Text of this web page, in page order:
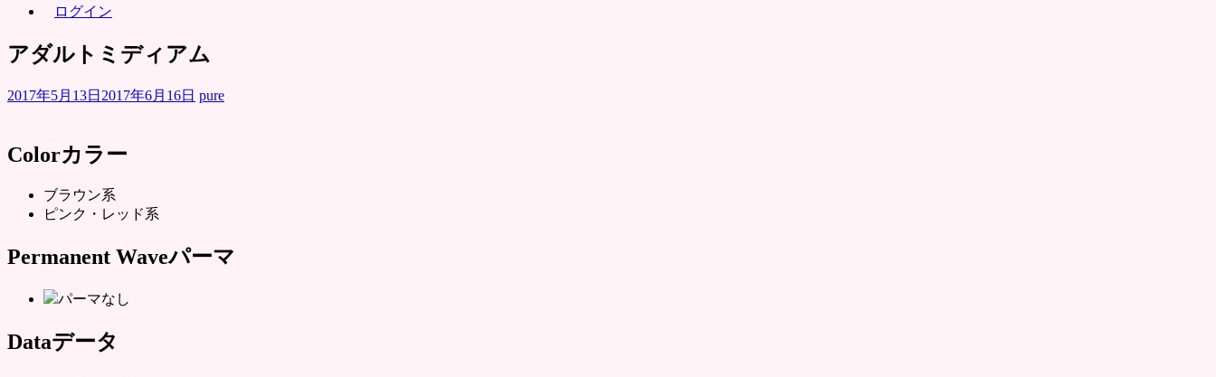
ログイン
アダルトミディアム
2017年5月13日 2017年6月16日 pure
Colorカラー
ブラウン系
ピンク・レッド系
Permanent Waveパーマ
パーマなし
Dataデータ